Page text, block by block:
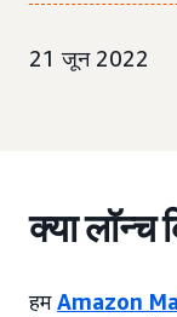
21 जून 2022
क्या लॉन्च
हमAmazon